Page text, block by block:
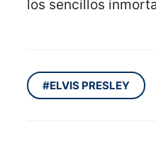
los sencillos
#ELVIS PRESLEY